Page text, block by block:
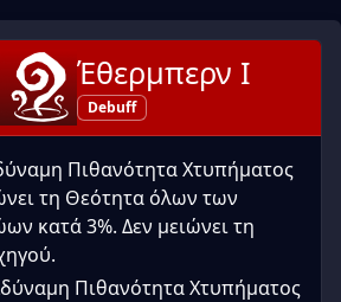
Έθερμπερν Ι
Debuff
Πιθανότητα Χτυπήματος
τη Θεότητα όλων των
κατά 3%. Δεν μειώνει τη
Πιθανότητα Χτυπήματος